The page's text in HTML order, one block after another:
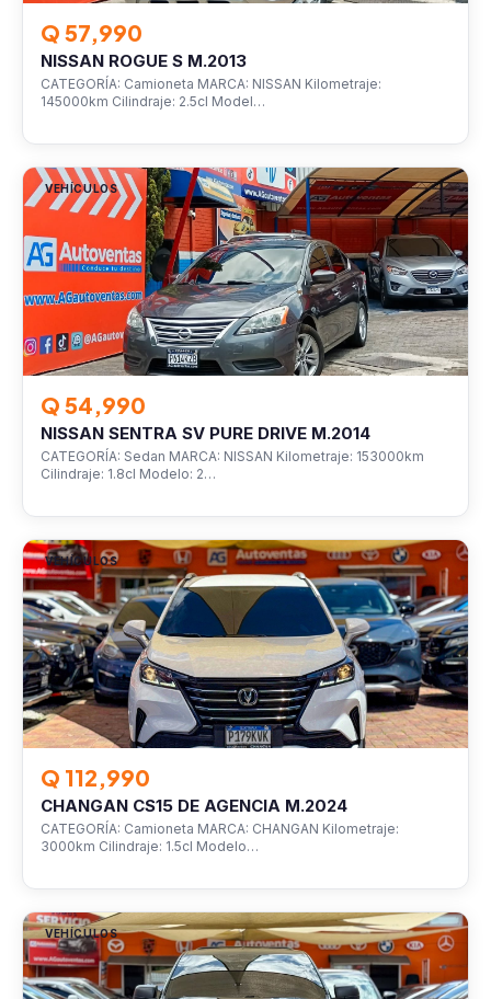
Q 57,990
NISSAN ROGUE S M.2013
CATEGORÍA: Camioneta MARCA: NISSAN Kilometraje:
145000km Cilindraje: 2.5cl Model…
VEHÍCULOS
Q 54,990
NISSAN SENTRA SV PURE DRIVE M.2014
CATEGORÍA: Sedan MARCA: NISSAN Kilometraje: 153000km
Cilindraje: 1.8cl Modelo: 2…
VEHÍCULOS
Q 112,990
CHANGAN CS15 DE AGENCIA M.2024
CATEGORÍA: Camioneta MARCA: CHANGAN Kilometraje:
3000km Cilindraje: 1.5cl Modelo…
VEHÍCULOS